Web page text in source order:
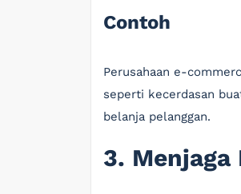
Contoh
Perusahaan e-
seperti kecerdasan
belanja pelanggan.
3. Menjaga